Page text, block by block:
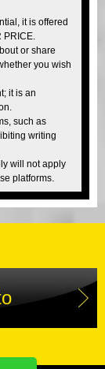
it is offered
or share
you wish
it is an
such as
writing
will not apply
platforms.